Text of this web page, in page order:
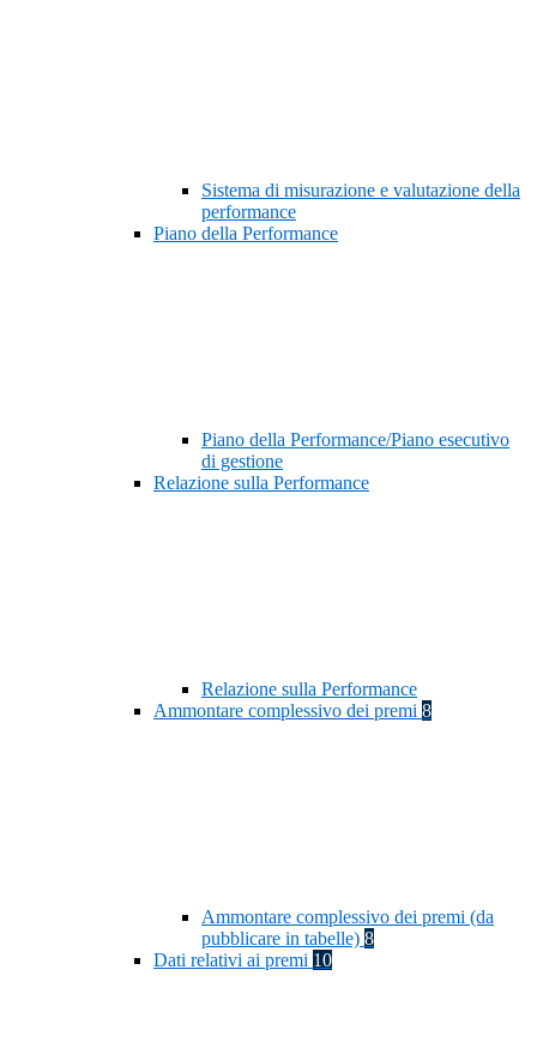
Sistema di misurazione e valutazione della
performance
Piano della Performance
Piano della Performance/Piano esecutivo
di gestione
Relazione sulla Performance
Relazione sulla Performance
Ammontare complessivo dei premi 8
Ammontare complessivo dei premi (da
pubblicare in tabelle) 8
Dati relativi ai premi 10